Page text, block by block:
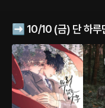
➡️ 10/10 (금) 단 하루